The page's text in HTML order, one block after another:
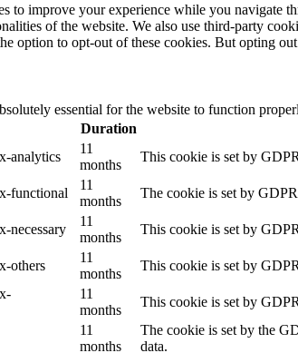
to improve your experience while you navigate
of the website. We also use third-party
option to opt-out of these cookies. But opting
essential for the website to function
Duration
analytics
11
months
This cookie is set by
functional
11
months
The cookie is set by
necessary
11
months
This cookie is set by
others
11
months
This cookie is set by
11
months
This cookie is set by
11
months
The cookie is set by the
data.